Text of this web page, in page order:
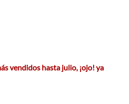
vendidos hasta julio, ¡ojo! ya